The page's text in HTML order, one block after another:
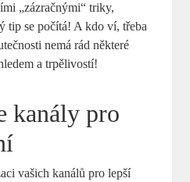
„zázračnými“ triky,
tip se počítá! A kdo ví, třeba
nemá rád některé
a trpělivostí!
kanály pro
vašich kanálů pro lepší